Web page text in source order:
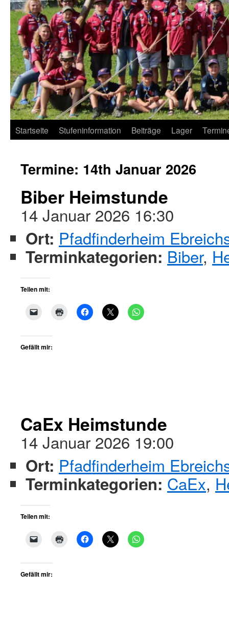
Startseite Stufeninformation Beiträge Lager
Termine: 14th Januar 2026
Biber Heimstunde
14 Januar 2026 16:30
Ort: Pfadfinderheim
Terminkategorien: Biber,
Teilen mit:
Gefällt mir:
CaEx Heimstunde
14 Januar 2026 19:00
Ort: Pfadfinderheim
Terminkategorien: CaEx,
Teilen mit:
Gefällt mir: